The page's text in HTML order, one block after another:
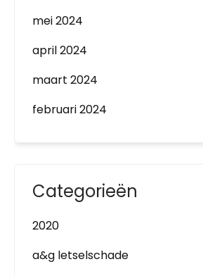
mei 2024
april 2024
maart 2024
februari 2024
Categorieën
2020
a&g letselschade